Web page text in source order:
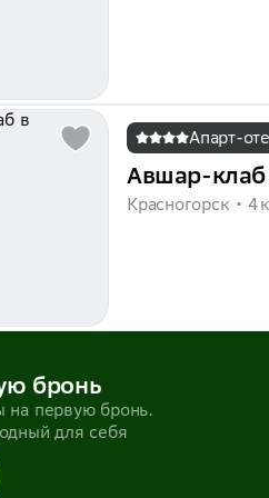
Апарт-
Авшар-клаб
Красногорск 4
бронь
первую бронь.
для себя